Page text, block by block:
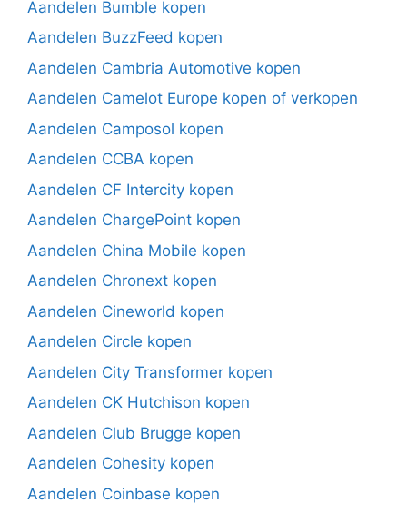
Aandelen Bumble kopen
Aandelen BuzzFeed kopen
Aandelen Cambria Automotive kopen
Aandelen Camelot Europe kopen of verkopen
Aandelen Camposol kopen
Aandelen CCBA kopen
Aandelen CF Intercity kopen
Aandelen ChargePoint kopen
Aandelen China Mobile kopen
Aandelen Chronext kopen
Aandelen Cineworld kopen
Aandelen Circle kopen
Aandelen City Transformer kopen
Aandelen CK Hutchison kopen
Aandelen Club Brugge kopen
Aandelen Cohesity kopen
Aandelen Coinbase kopen